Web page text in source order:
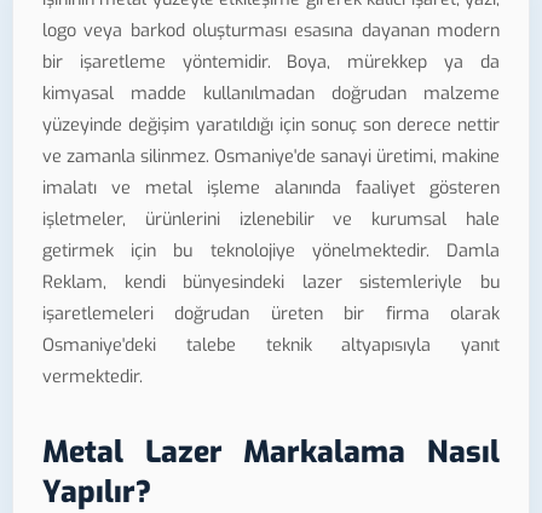
logo veya barkod oluşturması esasına dayanan modern
bir işaretleme yöntemidir. Boya, mürekkep ya da
kimyasal madde kullanılmadan doğrudan malzeme
yüzeyinde değişim yaratıldığı için sonuç son derece nettir
ve zamanla silinmez. Osmaniye'de sanayi üretimi, makine
imalatı ve metal işleme alanında faaliyet gösteren
işletmeler, ürünlerini izlenebilir ve kurumsal hale
getirmek için bu teknolojiye yönelmektedir. Damla
Reklam, kendi bünyesindeki lazer sistemleriyle bu
işaretlemeleri doğrudan üreten bir firma olarak
Osmaniye'deki talebe teknik altyapısıyla yanıt
vermektedir.
Metal Lazer Markalama Nasıl
Yapılır?